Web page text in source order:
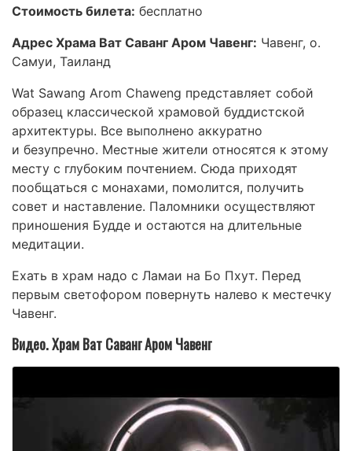
Стоимость билета: бесплатно
Адрес Храма Ват Саванг Аром Чавенг: Чавенг, о.
Самуи, Таиланд
Wat Sawang Arom Chaweng представляет собой
образец классической храмовой буддистской
архитектуры. Все выполнено аккуратно
и безупречно. Местные жители относятся к этому
месту с глубоким почтением. Сюда приходят
пообщаться с монахами, помолится, получить
совет и наставление. Паломники осуществляют
приношения Будде и остаются на длительные
медитации.
Ехать в храм надо с Ламаи на Бо Пхут. Перед
первым светофором повернуть налево к местечку
Чавенг.
Видео. Храм Ват Саванг Аром Чавенг